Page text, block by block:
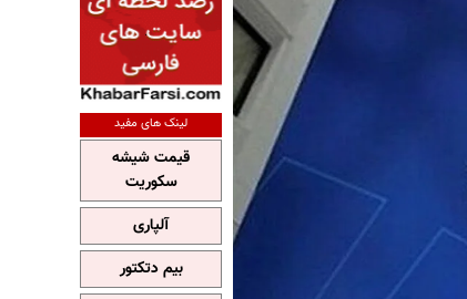
لینک های مفید
قیمت شیشه
سکوریت
آلپاری
بیم دتکتور